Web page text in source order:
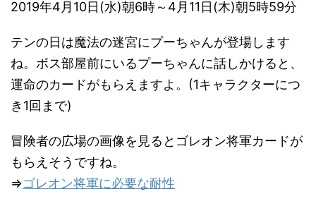
2019年4月10日(水)朝6時～4月11日(木)朝5時59分
テンの日は魔法の迷宮にプーちゃんが登場します
ね。ボス部屋前にいるプーちゃんに話しかけると、
運命のカードがもらえますよ。(1キャラクターにつ
き1回まで)
冒険者の広場の画像を見るとゴレオン将軍カードが
もらえそうですね。
⇒ゴレオン将軍に必要な耐性